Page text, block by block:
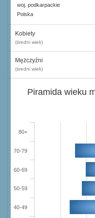
woj. podkarpackie
Polska
Kobiety
(średni wiek)
Mężczyźni
(średni wiek)
Piramida wieku
40-49
50-59
60-69
70-79
80+